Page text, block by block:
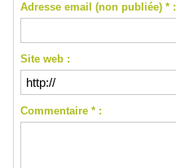
Adresse email (non publiée) * :
Site web :
Commentaire * :